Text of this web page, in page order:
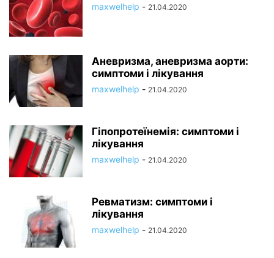
maxwelhelp - 21.04.2020
Аневризма, аневризма аорти:
симптоми і лікування
maxwelhelp - 21.04.2020
Гіпопротеїнемія: симптоми і
лікування
maxwelhelp - 21.04.2020
Ревматизм: симптоми і
лікування
maxwelhelp - 21.04.2020